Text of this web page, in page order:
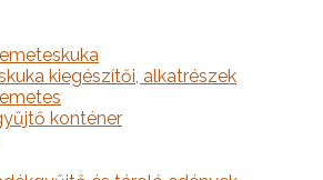
kiegészítői, alkatrészek
konténer